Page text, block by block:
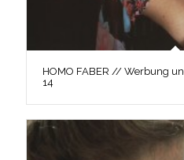
HOMO FABER // Werbung
14